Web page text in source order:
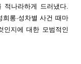
나라하게 드러냈다.
롱·성차별 사건 때마
인지에 대한 모범적인